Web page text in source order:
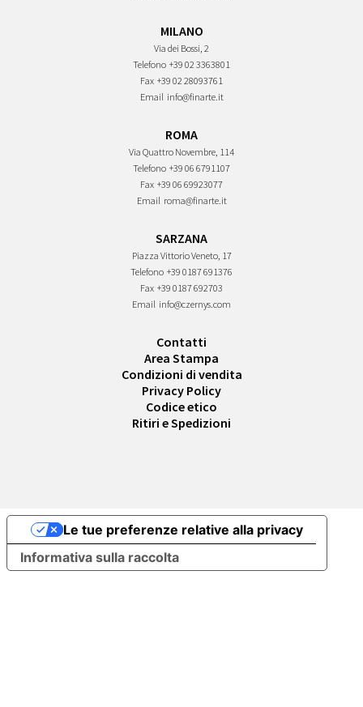
MILANO
Via dei Bossi, 2
Telefono +39 02 3363801
Fax +39 02 28093761
Email info@finarte.it
ROMA
Via Quattro Novembre, 114
Telefono +39 06 6791107
Fax +39 06 69923077
Email roma@finarte.it
SARZANA
Piazza Vittorio Veneto, 17
Telefono +39 0187 691376
Fax +39 0187 692703
Email info@czernys.com
Contatti
Area Stampa
Condizioni di vendita
Privacy Policy
Codice etico
Ritiri e Spedizioni
Informativa sulla raccolta
Le tue preferenze relative alla privacy